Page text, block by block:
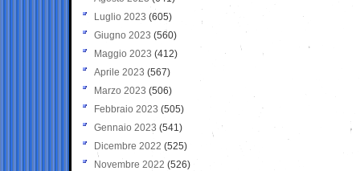
Luglio 2023 (605)
Giugno 2023 (560)
Maggio 2023 (412)
Aprile 2023 (567)
Marzo 2023 (506)
Febbraio 2023 (505)
Gennaio 2023 (541)
Dicembre 2022 (525)
Novembre 2022 (526)